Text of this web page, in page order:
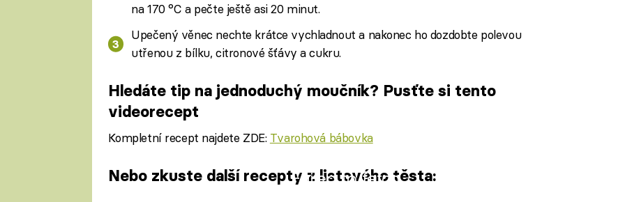
na 170 °C a pečte ještě asi 20 minut.
Upečený věnec nechte krátce vychladnout a nakonec ho dozdobte polevou
utřenou z bílku, citronové šťávy a cukru.
Hledáte tip na jednoduchý moučník? Pusťte si tento
videorecept
Kompletní recept najdete ZDE: Tvarohová bábovka
Failed to fetch
Nebo zkuste další recepty z listového těsta: